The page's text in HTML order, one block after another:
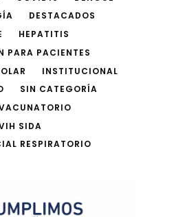
DESTACADOS
HEPATITIS
PARA PACIENTES
INSTITUCIONAL
SIN CATEGORÍA
SIDA
RESPIRATORIO